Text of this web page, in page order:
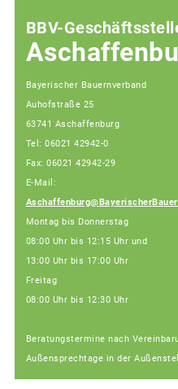
BBV-
Bayerischer Bauernverband
Auhofstraße 25
63741 Aschaffenburg
Tel: 06021 42942-0
Fax: 06021 42942-29
E-Mail:
Montag bis Donnerstag
08:00 Uhr bis 12:15 Uhr und
13:00 Uhr bis 17:00 Uhr
Freitag
08:00 Uhr bis 12:30 Uhr
Beratungstermine nach
Außensprechtage in der